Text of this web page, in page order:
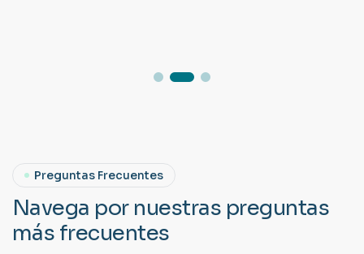
Preguntas Frecuentes
Navega por nuestras preguntas
más frecuentes